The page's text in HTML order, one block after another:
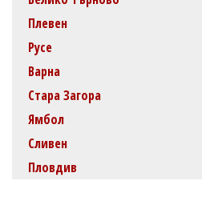
Плевен
Русе
Варна
Стара Загора
Ямбол
Сливен
Пловдив